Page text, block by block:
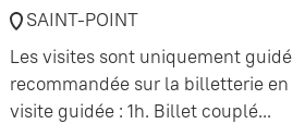
SAINT-POINT
Les visites sont uniquement
recommandée sur la billetterie
visite guidée : 1h. Billet couplé...